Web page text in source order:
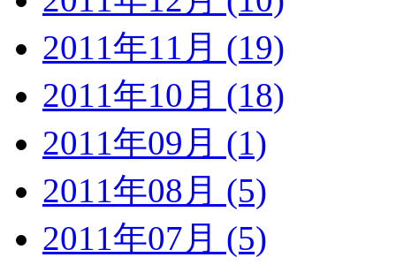
2011年11月 (19)
2011年10月 (18)
2011年09月 (1)
2011年08月 (5)
2011年07月 (5)